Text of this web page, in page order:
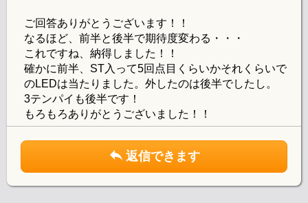
ご回答ありがとうございます！！
なるほど、前半と後半で期待度変わる・・・
これですね、納得しました！！
確かに前半、ST入って5回点目くらいかそれくらいで
のLEDは当たりました。外したのは後半でしたし。
3テンパイも後半です！
もろもろありがとうございました！！
返信できます